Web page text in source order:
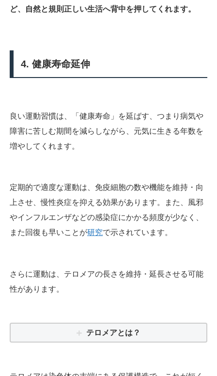
ど、自然と規則正しい生活へ背中を押してくれます。
4. 健康寿命延伸
良い運動習慣は、「健康寿命」を延ばす、つまり病気や
障害に苦しむ期間を減らしながら、元気に生きる年数を
増やしてくれます。
定期的で適度な運動は、免疫細胞の数や機能を維持・向
上させ、慢性炎症を抑える効果があります。また、風邪
やインフルエンザなどの感染症にかかる頻度が少なく、
また回復も早いことが研究で示されています。
さらに運動は、テロメアの長さを維持・延長させる可能
性があります。
テロメアとは？